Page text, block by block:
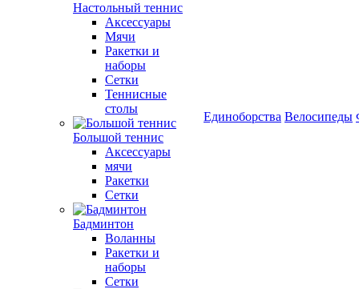
Настольный теннис
Аксессуары
Мячи
Ракетки и
наборы
Сетки
Теннисные
столы
Большой теннис
Аксессуары
мячи
Ракетки
Сетки
Бадминтон
Воланны
Ракетки и
наборы
Сетки
Единоборства Велосипеды